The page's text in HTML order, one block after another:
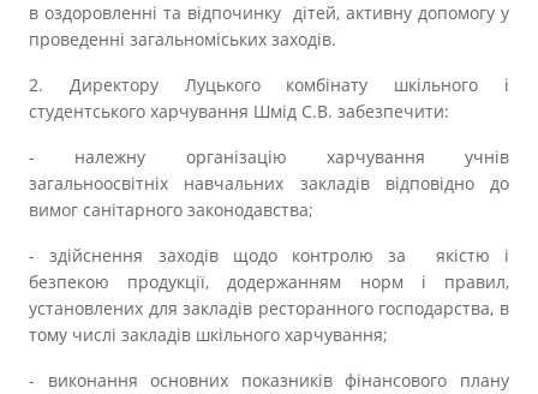
в оздоровленні та відпочинку дітей, активну допомогу у
проведенні загальноміських заходів.
2. Директору Луцького комбінату шкільного і
студентського харчування Шмід С.В. забезпечити:
- належну організацію харчування учнів
загальноосвітніх навчальних закладів відповідно до
вимог санітарного законодавства;
- здійснення заходів щодо контролю за якістю і
безпекою продукції, додержанням норм і правил,
установлених для закладів ресторанного господарства, в
тому числі закладів шкільного харчування;
- виконання основних показників фінансового плану